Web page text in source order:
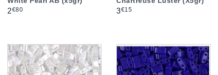
Prix
2€80 Prix
3€15